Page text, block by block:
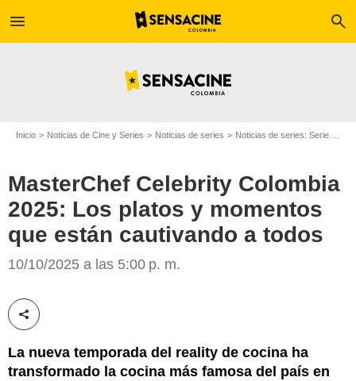
menu search
Inicio Noticias de Cine y Series Noticias de series Noticias de series: Serie de televisión
MasterChef Celebrity Colombia
2025: Los platos y momentos
que están cautivando a todos
10/10/2025 a las 5:00 p. m.
Compartir esta noticia
La nueva temporada del reality de cocina ha
transformado la cocina más famosa del país en